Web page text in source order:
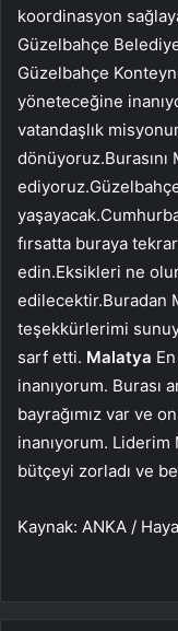
koordinasyon
Güzelbahçe
Güzelbahçe
yöneteceğine
vatandaşlık
dönüyoruz.Burasını
fırsatta buraya
edin.Eksikleri ne
edilecektir.Buradan
teşekkürlerimi
sarf etti. Malatya
inanıyorum. Burası
bayrağımız var ve
inanıyorum. Liderim
bütçeyi zorladı ve
Kaynak: ANKA /